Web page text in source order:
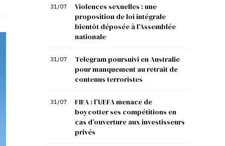
31/07
Violences sexuelles : une
proposition de loi intégrale
bientôt déposée à l’Assemblée
nationale
31/07
Telegram poursuivi en Australie
pour manquement au retrait de
contenus terroristes
31/07
FIFA : l’UEFA menace de
boycotter ses compétitions en
cas d’ouverture aux investisseurs
privés